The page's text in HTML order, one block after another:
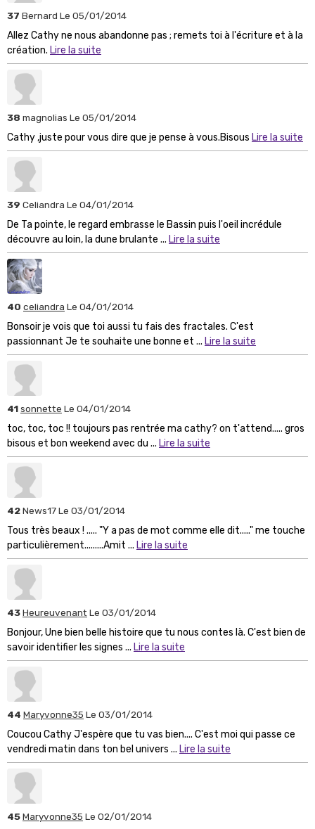
37 Bernard Le 05/01/2014
Allez Cathy ne nous abandonne pas ; remets toi à l'écriture et à la
création. Lire la suite
38 magnolias Le 05/01/2014
Cathy ,juste pour vous dire que je pense à vous.Bisous Lire la suite
39 Celiandra Le 04/01/2014
De Ta pointe, le regard embrasse le Bassin puis l'oeil incrédule
découvre au loin, la dune brulante ... Lire la suite
40 celiandra Le 04/01/2014
Bonsoir je vois que toi aussi tu fais des fractales. C'est
passionnant Je te souhaite une bonne et ... Lire la suite
41sonnette Le 04/01/2014
toc, toc, toc !! toujours pas rentrée ma cathy? on t'attend..... gros
bisous et bon weekend avec du ... Lire la suite
42News17Le 03/01/2014
Tous très beaux ! ..... "Y a pas de mot comme elle dit....." me touche
particulièrement.........Amit ... Lire la suite
43Heureuvenant Le 03/01/2014
Bonjour, Une bien belle histoire que tu nous contes là. C'est bien de
savoir identifier les signes ... Lire la suite
44 Maryvonne35 Le 03/01/2014
Coucou Cathy J'espère que tu vas bien.... C'est moi qui passe ce
vendredi matin dans ton bel univers ... Lire la suite
45Maryvonne35 Le 02/01/2014